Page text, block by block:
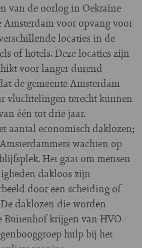
van de oorlog in Oekraïne
Amsterdam voor opvang voor
locaties in de
of hotels. Deze locaties zijn
voor langer durend
de gemeente Amsterdam
vluchtelingen terecht kunnen
één tot drie jaar.
aantal economisch daklozen;
wachten op
Het gaat om mensen
dakloos zijn
door een scheiding of
daklozen die worden
Buitenhof krijgen van HVO-
hulp bij het